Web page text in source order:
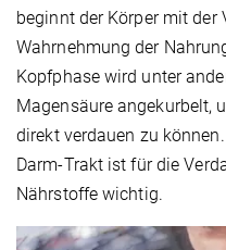
beginnt der Körper mit der
Wahrnehmung der
Kopfphase wird unter
Magensäure angekurbelt,
direkt verdauen zu
Darm-Trakt ist für die
Nährstoffe wichtig.